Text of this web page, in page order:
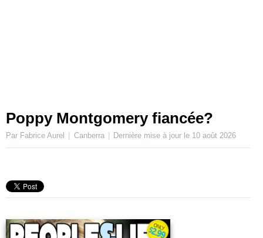
Poppy Montgomery fiancée?
Par Fabrice Aurel Canberra Dernière mise à jour le 10 août 2026